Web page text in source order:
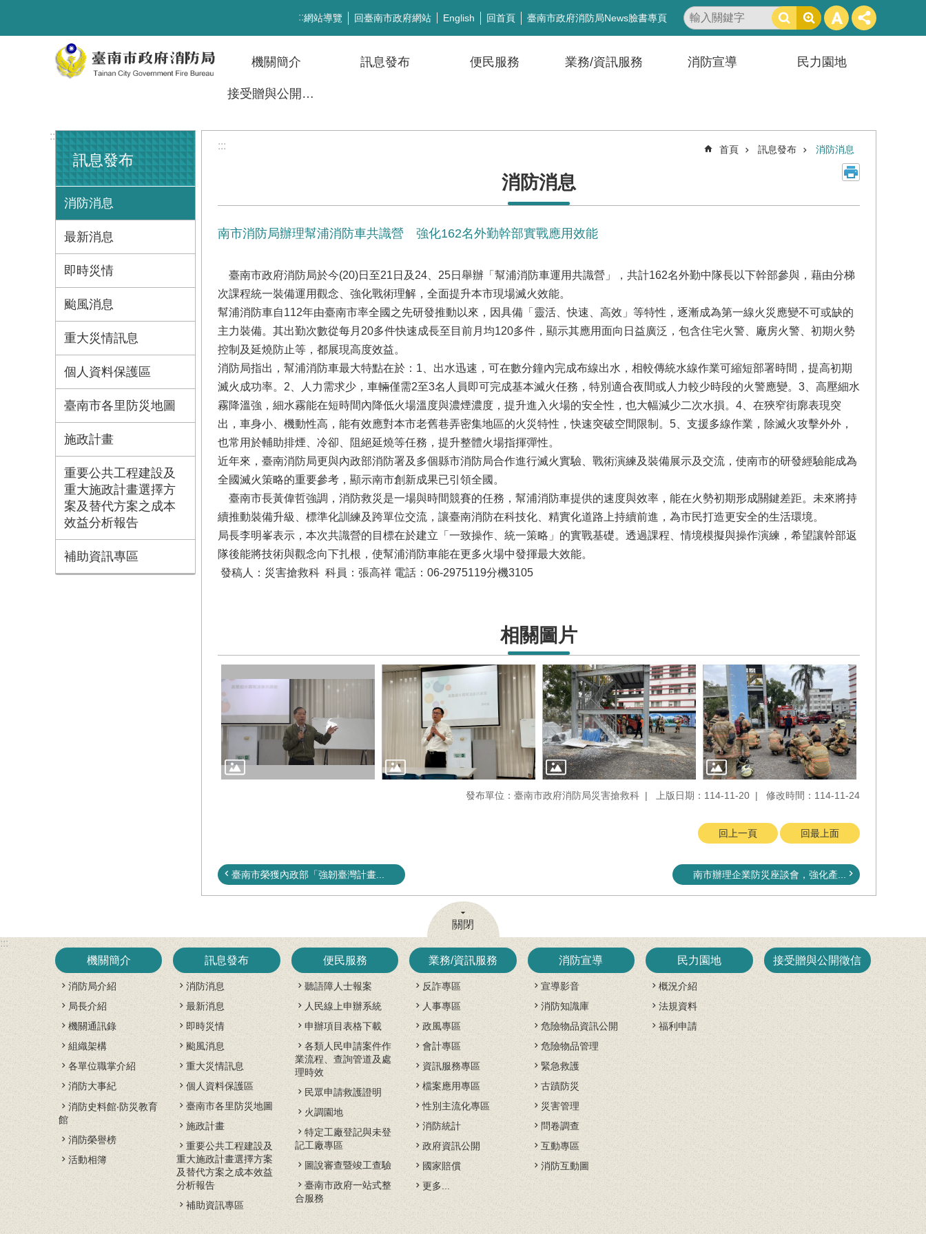
:::網站導覽 回臺南市政府網站 English 回首頁 臺南市政府消防局News臉書專頁
搜
尋
機關簡介 訊息發布 便民服務 業務/資訊服務 消防宣導 民力園地
接受贈與公開徵信
:::
訊息發布
消防消息
最新消息
即時災情
颱風消息
重大災情訊息
個人資料保護區
臺南市各里防災地圖
施政計畫
重要公共工程建設及
重大施政計畫選擇方
案及替代方案之成本
效益分析報告
補助資訊專區
::: 首頁 訊息發布 消防消息
消防消息
南市消防局辦理幫浦消防車共識營 強化162名外勤幹部實戰應用效能
臺南市政府消防局於今(20)日至21日及24、25日舉辦「幫浦消防車運用共識營」，共計162名外勤中隊長以下幹部參與，藉由分梯
次課程統一裝備運用觀念、強化戰術理解，全面提升本市現場滅火效能。
幫浦消防車自112年由臺南市率全國之先研發推動以來，因具備「靈活、快速、高效」等特性，逐漸成為第一線火災應變不可或缺的
主力裝備。其出勤次數從每月20多件快速成長至目前月均120多件，顯示其應用面向日益廣泛，包含住宅火警、廠房火警、初期火勢
控制及延燒防止等，都展現高度效益。
消防局指出，幫浦消防車最大特點在於：1、出水迅速，可在數分鐘內完成布線出水，相較傳統水線作業可縮短部署時間，提高初期
滅火成功率。2、人力需求少，車輛僅需2至3名人員即可完成基本滅火任務，特別適合夜間或人力較少時段的火警應變。3、高壓細水
霧降溫強，細水霧能在短時間內降低火場溫度與濃煙濃度，提升進入火場的安全性，也大幅減少二次水損。4、在狹窄街廓表現突
出，車身小、機動性高，能有效應對本市老舊巷弄密集地區的火災特性，快速突破空間限制。5、支援多線作業，除滅火攻擊外外，
也常用於輔助排煙、冷卻、阻絕延燒等任務，提升整體火場指揮彈性。
近年來，臺南消防局更與內政部消防署及多個縣市消防局合作進行滅火實驗、戰術演練及裝備展示及交流，使南市的研發經驗能成為
全國滅火策略的重要參考，顯示南市創新成果已引領全國。
臺南市長黃偉哲強調，消防救災是一場與時間競賽的任務，幫浦消防車提供的速度與效率，能在火勢初期形成關鍵差距。未來將持
續推動裝備升級、標準化訓練及跨單位交流，讓臺南消防在科技化、精實化道路上持續前進，為市民打造更安全的生活環境。
局長李明峯表示，本次共識營的目標在於建立「一致操作、統一策略」的實戰基礎。透過課程、情境模擬與操作演練，希望讓幹部返
隊後能將技術與觀念向下扎根，使幫浦消防車能在更多火場中發揮最大效能。
發稿人：災害搶救科 科員：張高祥 電話：06-2975119分機3105
相關圖片
發布單位：臺南市政府消防局災害搶救科 上版日期：114-11-20 修改時間：114-11-24
回上一頁 回最上面
臺南市榮獲內政部「強韌臺灣計畫... 南市辦理企業防災座談會，強化產...
關閉
:::
機關簡介
消防局介紹
局長介紹
機關通訊錄
組織架構
各單位職掌介紹
消防大事紀
消防史料館‧防災教育
館
消防榮譽榜
活動相簿
訊息發布
消防消息
最新消息
即時災情
颱風消息
重大災情訊息
個人資料保護區
臺南市各里防災地圖
施政計畫
重要公共工程建設及
重大施政計畫選擇方案
及替代方案之成本效益
分析報告
補助資訊專區
便民服務
聽語障人士報案
人民線上申辦系統
申辦項目表格下載
各類人民申請案件作
業流程、查詢管道及處
理時效
民眾申請救護證明
火調園地
特定工廠登記與未登
記工廠專區
圖說審查暨竣工查驗
臺南市政府一站式整
合服務
業務/資訊服務
反詐專區
人事專區
政風專區
會計專區
資訊服務專區
檔案應用專區
性別主流化專區
消防統計
政府資訊公開
國家賠償
更多...
消防宣導
宣導影音
消防知識庫
危險物品資訊公開
危險物品管理
緊急救護
古蹟防災
災害管理
問卷調查
互動專區
消防互動圖
民力園地
概況介紹
法規資料
福利申請
接受贈與公開徵信